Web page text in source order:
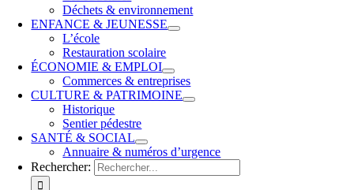
Déchets & environnement
ENFANCE & JEUNESSE
L’école
Restauration scolaire
ÉCONOMIE & EMPLOI
Commerces & entreprises
CULTURE & PATRIMOINE
Historique
Sentier pédestre
SANTÉ & SOCIAL
Annuaire & numéros d’urgence
Rechercher: